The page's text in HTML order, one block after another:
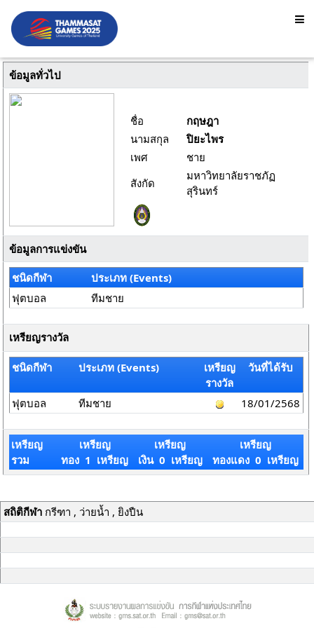
ข้อมูลทั่วไป
ชื่อ
กฤษฎา
นามสกุล
ปิยะไพร
เพศ
ชาย
สังกัด
มหาวิทยาลัยราชภัฏ
สุรินทร์
ข้อมูลการแข่งขัน
ชนิดกีฬา
ประเภท (Events)
ฟุตบอล
ทีมชาย
เหรียญรางวัล
ชนิดกีฬา ประเภท (Events)
เหรียญ
รางวัล
วันที่ได้รับ
ฟุตบอล ทีมชาย 18/01/2568
เหรียญ
รวม
เหรียญ
ทอง 1 เหรียญ
เหรียญ
เงิน 0 เหรียญ
เหรียญ
ทองแดง 0 เหรียญ
สถิติกีฬากรีฑา , ว่ายน้ำ , ยิงปืน